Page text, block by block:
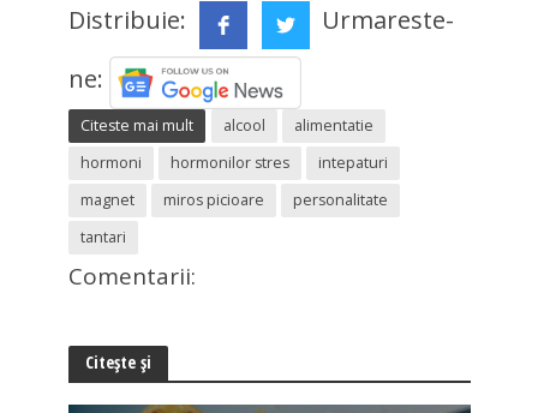
Distribuie:
Urmareste-
ne:
Citeste mai mult alcool
alimentatie
hormoni
hormonilor stres
intepaturi
magnet
miros picioare
personalitate
tantari
Comentarii:
Citește și